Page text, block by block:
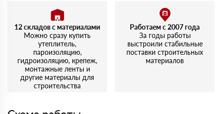
12 складов с материалами
Можно сразу купить
утеплитель,
пароизоляцию,
гидроизоляцию, крепеж,
монтажные ленты и
другие материалы для
строительства
Работаем с 2007 года
За годы работы
выстроили стабильные
поставки строительных
материалов